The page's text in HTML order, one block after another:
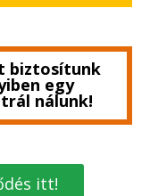
biztosítunk
egy
nálunk!
itt!